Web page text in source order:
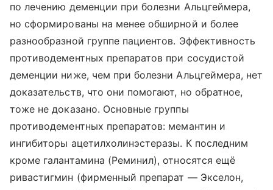
по лечению деменции при болезни Альцгеймера,
но сформированы на менее обширной и более
разнообразной группе пациентов. Эффективность
противодементных препаратов при сосудистой
деменции ниже, чем при болезни Альцгеймера, нет
доказательств, что они помогают, но обратное,
тоже не доказано. Основные группы
противодементных препаратов: мемантин и
ингибиторы ацетилхолинэстеразы. К последним
кроме галантамина (Реминил), относятся ещё
ривастигмин (фирменный препарат — Экселон,